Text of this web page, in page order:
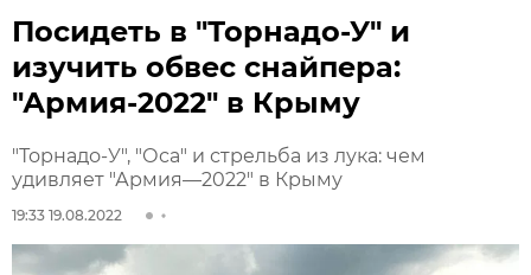
Посидеть в "Торнадо-У" и
изучить обвес снайпера:
"Армия-2022" в Крыму
"Торнадо-У", "Оса" и стрельба из лука: чем
удивляет "Армия—2022" в Крыму
19:33 19.08.2022